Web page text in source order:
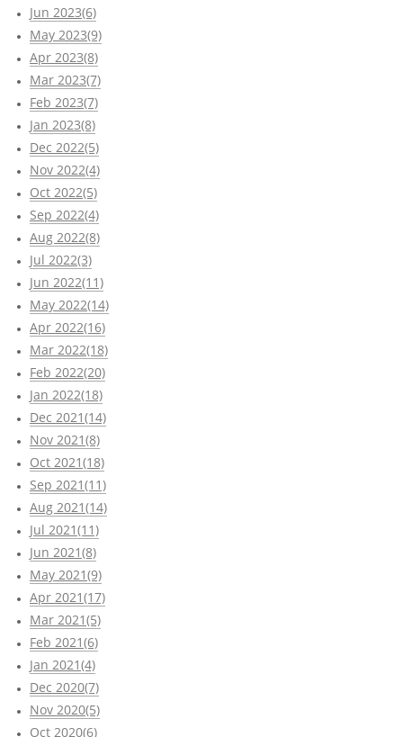
Jun 2023(6)
May 2023(9)
Apr 2023(8)
Mar 2023(7)
Feb 2023(7)
Jan 2023(8)
Dec 2022(5)
Nov 2022(4)
Oct 2022(5)
Sep 2022(4)
Aug 2022(8)
Jul 2022(3)
Jun 2022(11)
May 2022(14)
Apr 2022(16)
Mar 2022(18)
Feb 2022(20)
Jan 2022(18)
Dec 2021(14)
Nov 2021(8)
Oct 2021(18)
Sep 2021(11)
Aug 2021(14)
Jul 2021(11)
Jun 2021(8)
May 2021(9)
Apr 2021(17)
Mar 2021(5)
Feb 2021(6)
Jan 2021(4)
Dec 2020(7)
Nov 2020(5)
Oct 2020(6)